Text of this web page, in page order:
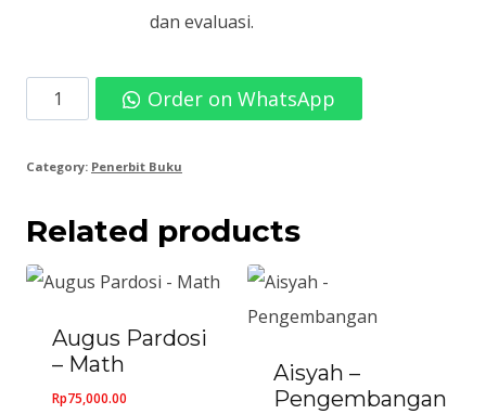
dan evaluasi.
Dedi
Irwan-
Statistik
Dalam
Bidang
quantity
Order on WhatsApp
Category: Penerbit Buku
Related products
Augus Pardosi
– Math
Rp75,000.00
Aisyah –
Pengembangan